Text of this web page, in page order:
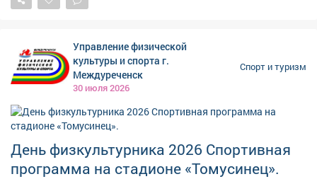
Управление физической
культуры и спорта г.
Междуреченск
30 июля 2026
Спорт и туризм
День физкультурника 2026 Спортивная
программа на стадионе «Томусинец».